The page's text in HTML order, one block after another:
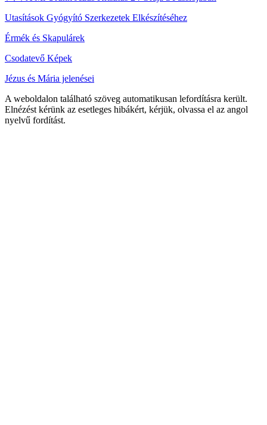
Utasítások Gyógyító Szerkezetek Elkészítéséhez
Érmék és Skapulárek
Csodatevő Képek
Jézus és Mária jelenései
A weboldalon található szöveg automatikusan lefordításra került.
Elnézést kérünk az esetleges hibákért, kérjük, olvassa el az angol
nyelvű fordítást.